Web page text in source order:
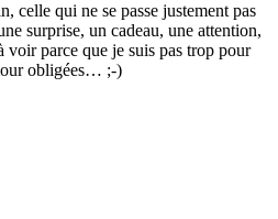
celle qui ne se passe justement pas
surprise, un cadeau, une attention,
voir parce que je suis pas trop pour
obligées… ;-)